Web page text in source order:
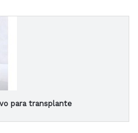
para transplante